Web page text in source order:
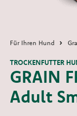
Für Ihren Hund
GRAIN
Adult
TROCKENFUTTER